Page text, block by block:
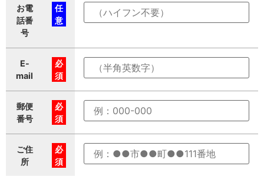
お電
話番
号
任
意
E-
mail
必
須
郵便
番号
必
須
ご住
所
必
須